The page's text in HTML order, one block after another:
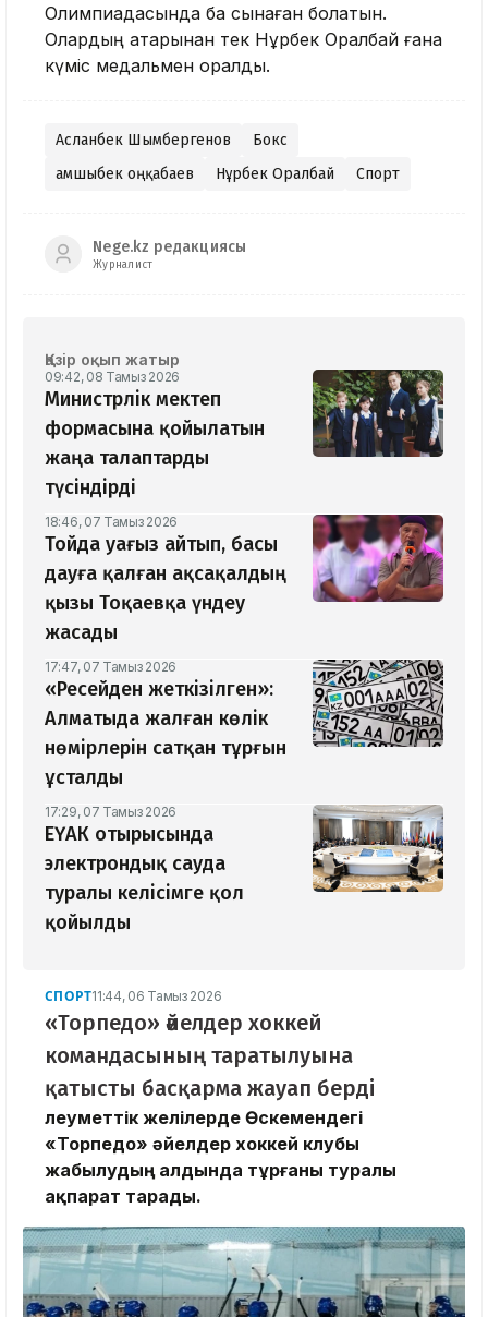
Олимпиадасында бақ сынаған болатын.
Олардың қатарынан тек Нұрбек Оралбай ғана
күміс медальмен оралды.
Асланбек Шымбергенов
Бокс
Қамшыбек Қоңқабаев
Нұрбек Оралбай Спорт
Nege.kz редакциясы
Журналист
Қазір оқып жатыр
09:42, 08 Тамыз 2026
Министрлік мектеп
формасына қойылатын
жаңа талаптарды
түсіндірді
18:46, 07 Тамыз 2026
Тойда уағыз айтып, басы
дауға қалған ақсақалдың
қызы Тоқаевқа үндеу
жасады
17:47, 07 Тамыз 2026
«Ресейден жеткізілген»:
Алматыда жалған көлік
нөмірлерін сатқан тұрғын
ұсталды
17:29, 07 Тамыз 2026
ЕҮАК отырысында
электрондық сауда
туралы келісімге қол
қойылды
СПОРТ11:44, 06 Тамыз 2026
«Торпедо» әйелдер хоккей
командасының таратылуына
қатысты басқарма жауап берді
Әлеуметтік желілерде Өскемендегі
«Торпедо» әйелдер хоккей клубы
жабылудың алдында тұрғаны туралы
ақпарат тарады.